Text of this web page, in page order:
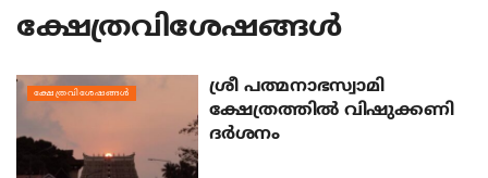
ക്ഷേത്രവിശേഷങ്ങള്‍
ക്ഷേത്രവിശേഷങ്ങള്‍
ശ്രീ പത്മനാഭസ്വാമി
ക്ഷേത്രത്തില്‍ വിഷുക്കണി
ദര്‍ശനം